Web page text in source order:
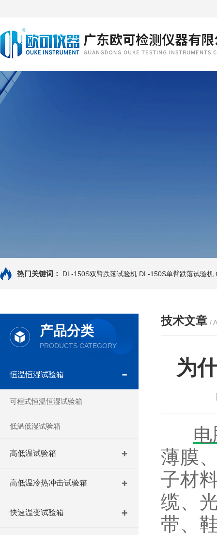
热门关键词： DL-150S双臂跌落试验机 DL-150S单臂跌落试验机
产品分类
PRODUCTS CATEGORY
恒温恒湿试验箱
可程式恒温恒湿试验箱
低温低湿试验箱
高低温试验箱
高低温冷热冲击试验箱
快速温变试验箱
技术文章 /
为
薄膜
子材
缆、
带、